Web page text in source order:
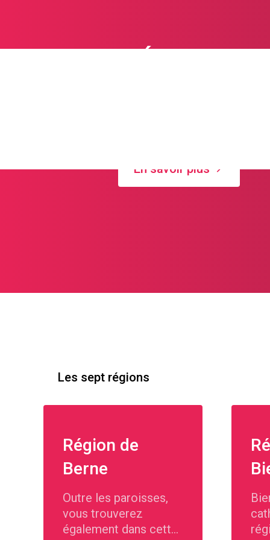
L'Église
En savoir plus
Les sept régions
Région de
Berne
Outre les paroisses,
vous trouverez
également dans cette